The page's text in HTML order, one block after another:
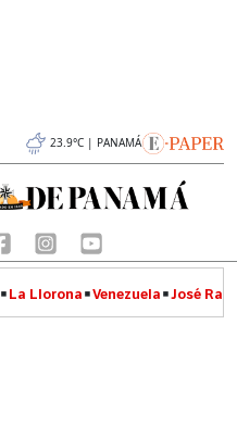
23.9°C | PANAMÁ
La Llorona Venezuela José